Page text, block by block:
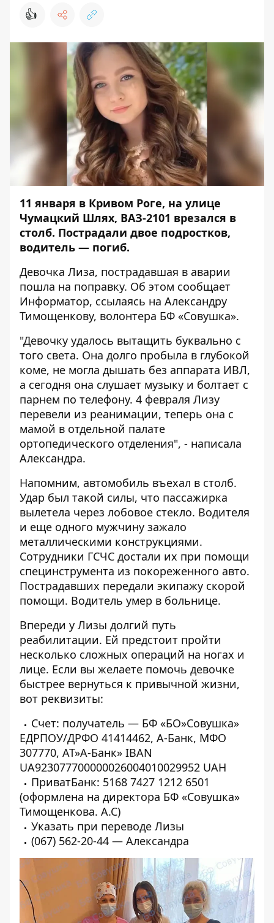
👍
11 января в Кривом Роге, на улице
Чумацкий Шлях, ВАЗ-2101 врезался в
столб. Пострадали двое подростков,
водитель — погиб.
Девочка Лиза, пострадавшая в аварии
пошла на поправку. Об этом сообщает
Информатор, ссылаясь на Александру
Тимощенкову, волонтера БФ «Совушка».
"Девочку удалось вытащить буквально с
того света. Она долго пробыла в глубокой
коме, не могла дышать без аппарата ИВЛ,
а сегодня она слушает музыку и болтает с
парнем по телефону. 4 февраля Лизу
перевели из реанимации, теперь она с
мамой в отдельной палате
ортопедического отделения", - написала
Александра.
Напомним, автомобиль въехал в столб.
Удар был такой силы, что пассажирка
вылетела через лобовое стекло. Водителя
и еще одного мужчину зажало
металлическими конструкциями.
Сотрудники ГСЧС достали их при помощи
специнструмента из покореженного авто.
Пострадавших передали экипажу скорой
помощи. Водитель умер в больнице.
Впереди у Лизы долгий путь
реабилитации. Ей предстоит пройти
несколько сложных операций на ногах и
лице. Если вы желаете помочь девочке
быстрее вернуться к привычной жизни,
вот реквизиты:
Счет: получатель — БФ «БО»Совушка»
ЕДРПОУ/ДРФО 41414462, А-Банк, МФО
307770, АТ»А-Банк» IBAN
UA923077700000026004010029952 UAH
ПриватБанк: 5168 7427 1212 6501
(оформлена на директора БФ «Совушка»
Тимощенкова. А.С)
Указать при переводе Лизы
(067) 562-20-44 — Александра